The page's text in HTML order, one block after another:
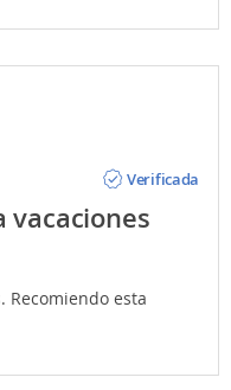
Verificada
vacaciones
Recomiendo esta